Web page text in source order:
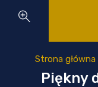
Strona główna
Piękny